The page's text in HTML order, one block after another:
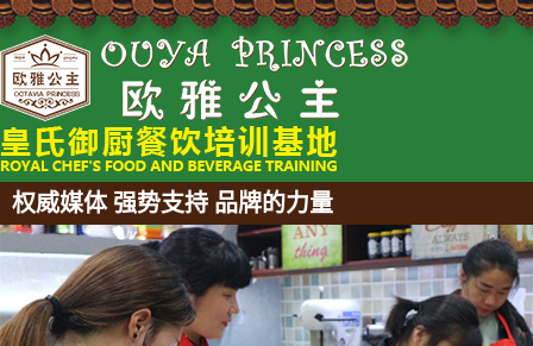
权威媒体 强势支持 品牌的力量